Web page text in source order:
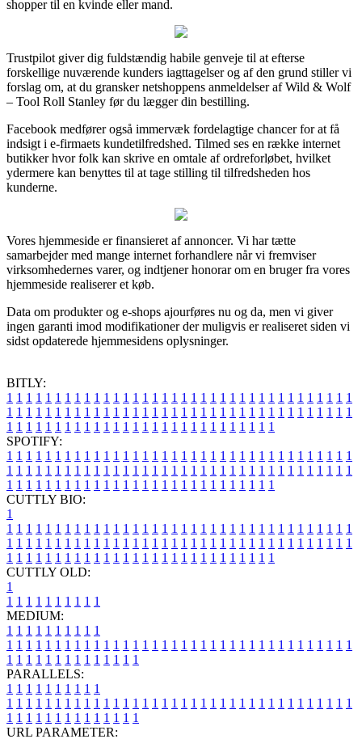
shopper til en kvinde eller mand.
Trustpilot giver dig fuldstændig habile genveje til at efterse
forskellige nuværende kunders iagttagelser og af den grund stiller vi
forslag om, at du gransker netshoppens anmeldelser af Wild & Wolf
– Tool Roll Stanley før du lægger din bestilling.
Facebook medfører også immervæk fordelagtige chancer for at få
indsigt i e-firmaets kundetilfredshed. Tilmed ses en række internet
butikker hvor folk kan skrive en omtale af ordreforløbet, hvilket
ydermere kan benyttes til at tage stilling til tilfredsheden hos
kunderne.
Vores hjemmeside er finansieret af annoncer. Vi har tætte
samarbejder med mange internet forhandlere når vi fremviser
virksomhedernes varer, og indtjener honorar om en bruger fra vores
hjemmeside realiserer et køb.
Data om produkter og e-shops ajourføres nu og da, men vi giver
ingen garanti imod modifikationer der muligvis er realiseret siden vi
sidst opdaterede hjemmesidens oplysninger.
BITLY:
1 1 1 1 1 1 1 1 1 1 1 1 1 1 1 1 1 1 1 1 1 1 1 1 1 1 1 1 1 1 1 1 1 1 1 1
1 1 1 1 1 1 1 1 1 1 1 1 1 1 1 1 1 1 1 1 1 1 1 1 1 1 1 1 1 1 1 1 1 1 1 1
1 1 1 1 1 1 1 1 1 1 1 1 1 1 1 1 1 1 1 1 1 1 1 1 1 1 1 1
SPOTIFY:
1 1 1 1 1 1 1 1 1 1 1 1 1 1 1 1 1 1 1 1 1 1 1 1 1 1 1 1 1 1 1 1 1 1 1 1
1 1 1 1 1 1 1 1 1 1 1 1 1 1 1 1 1 1 1 1 1 1 1 1 1 1 1 1 1 1 1 1 1 1 1 1
1 1 1 1 1 1 1 1 1 1 1 1 1 1 1 1 1 1 1 1 1 1 1 1 1 1 1 1
CUTTLY BIO:
1
1 1 1 1 1 1 1 1 1 1 1 1 1 1 1 1 1 1 1 1 1 1 1 1 1 1 1 1 1 1 1 1 1 1 1 1
1 1 1 1 1 1 1 1 1 1 1 1 1 1 1 1 1 1 1 1 1 1 1 1 1 1 1 1 1 1 1 1 1 1 1 1
1 1 1 1 1 1 1 1 1 1 1 1 1 1 1 1 1 1 1 1 1 1 1 1 1 1 1 1
CUTTLY OLD:
1
1 1 1 1 1 1 1 1 1 1
MEDIUM:
1 1 1 1 1 1 1 1 1 1
1 1 1 1 1 1 1 1 1 1 1 1 1 1 1 1 1 1 1 1 1 1 1 1 1 1 1 1 1 1 1 1 1 1 1 1
1 1 1 1 1 1 1 1 1 1 1 1 1 1
PARALLELS:
1 1 1 1 1 1 1 1 1 1
1 1 1 1 1 1 1 1 1 1 1 1 1 1 1 1 1 1 1 1 1 1 1 1 1 1 1 1 1 1 1 1 1 1 1 1
1 1 1 1 1 1 1 1 1 1 1 1 1 1
URL PARAMETER: